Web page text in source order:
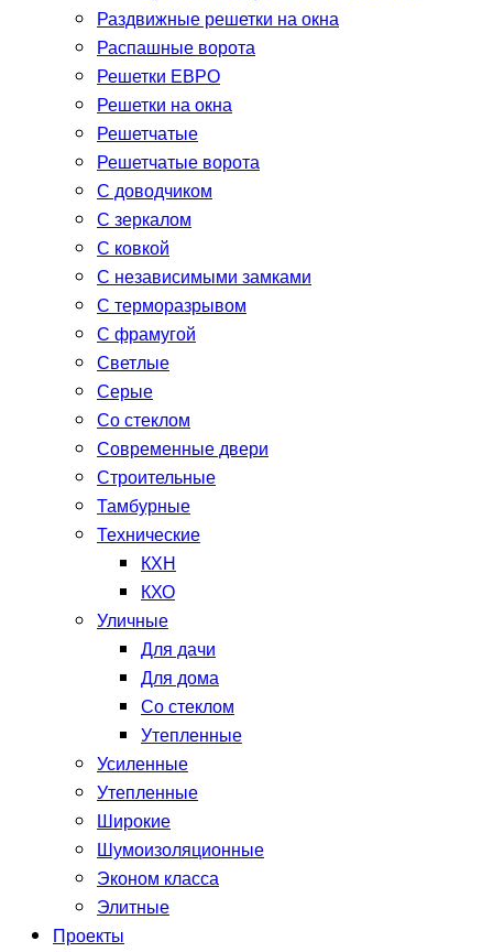
Раздвижные решетки на окна
Распашные ворота
Решетки ЕВРО
Решетки на окна
Решетчатые
Решетчатые ворота
С доводчиком
С зеркалом
С ковкой
С независимыми замками
С терморазрывом
С фрамугой
Светлые
Серые
Со стеклом
Современные двери
Строительные
Тамбурные
Технические
КХН
КХО
Уличные
Для дачи
Для дома
Со стеклом
Утепленные
Усиленные
Утепленные
Широкие
Шумоизоляционные
Эконом класса
Элитные
Проекты